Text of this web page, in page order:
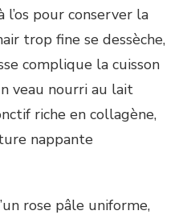
pour conserver la
trop fine se dessèche,
complique la cuisson
veau nourri au lait
riche en collagène,
nappante
rose pâle uniforme,